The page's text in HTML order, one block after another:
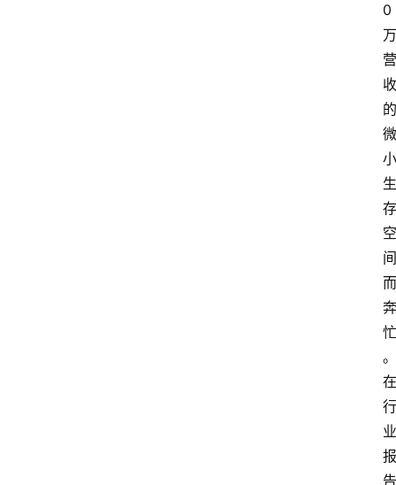
0
万
营
收
的
微
小
生
存
空
间
而
奔
忙
。
在
行
业
报
告